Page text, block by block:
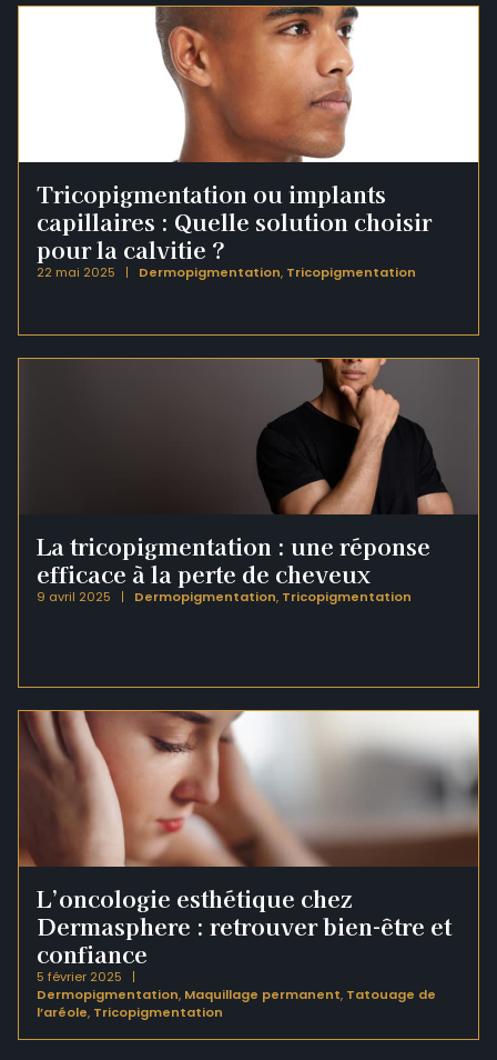
Tricopigmentation ou implants
capillaires : Quelle solution choisir
pour la calvitie ?
22 mai 2025 Dermopigmentation, Tricopigmentation
La tricopigmentation : une réponse
efficace à la perte de cheveux
9 avril 2025 Dermopigmentation, Tricopigmentation
L’oncologie esthétique chez
Dermasphere : retrouver bien-être et
confiance
5 février 2025
Dermopigmentation, Maquillage permanent, Tatouage de
l’aréole, Tricopigmentation